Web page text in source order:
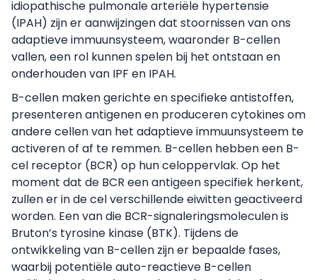
idiopathische pulmonale arteriële hypertensie
(IPAH) zijn er aanwijzingen dat stoornissen van ons
adaptieve immuunsysteem, waaronder B-cellen
vallen, een rol kunnen spelen bij het ontstaan en
onderhouden van IPF en IPAH.
B-cellen maken gerichte en specifieke antistoffen,
presenteren antigenen en produceren cytokines om
andere cellen van het adaptieve immuunsysteem te
activeren of af te remmen. B-cellen hebben een B-
cel receptor (BCR) op hun celoppervlak. Op het
moment dat de BCR een antigeen specifiek herkent,
zullen er in de cel verschillende eiwitten geactiveerd
worden. Een van die BCR-signaleringsmoleculen is
Bruton’s tyrosine kinase (BTK). Tijdens de
ontwikkeling van B-cellen zijn er bepaalde fases,
waarbij potentiële auto-reactieve B-cellen